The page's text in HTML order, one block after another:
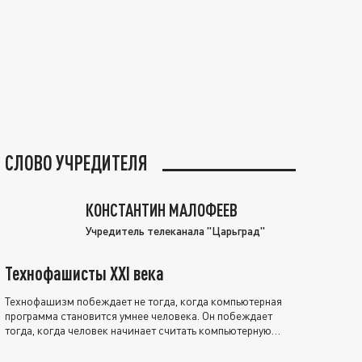
СЛОВО УЧРЕДИТЕЛЯ
КОНСТАНТИН МАЛОФЕЕВ
Учредитель телеканала "Царьград"
Технофашисты XXI века
Технофашизм побеждает не тогда, когда компьютерная
программа становится умнее человека. Он побеждает
тогда, когда человек начинает считать компьютерную